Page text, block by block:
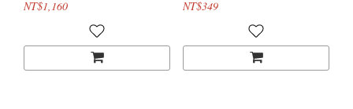
前列腺後庭按摩器 直擊角
度設計/親膚矽膠/男女兼用
NT$1,160 NT$349